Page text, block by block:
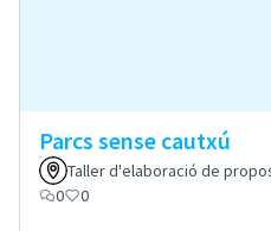
Parcs sense cautxú
Taller d'elaboració de
0
0